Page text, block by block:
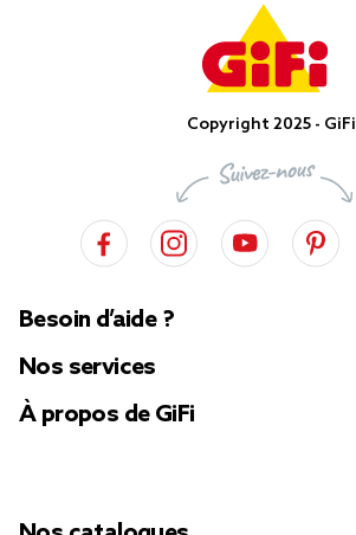
Copyright 2025 - GiFi
Besoin d’aide ?
Nos services
À propos de GiFi